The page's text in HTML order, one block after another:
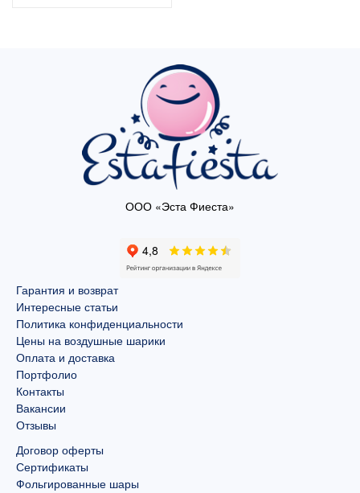
ООО «Эста Фиеста»
Гарантия и возврат
Интересные статьи
Политика конфиденциальности
Цены на воздушные шарики
Оплата и доставка
Портфолио
Контакты
Вакансии
Отзывы
Договор оферты
Сертификаты
Фольгированные шары